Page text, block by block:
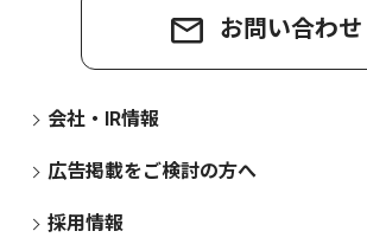
お問い合わせ
会社・IR情報
広告掲載をご検討の方へ
採用情報